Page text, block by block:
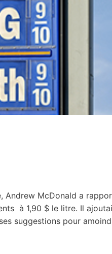
Andrew McDonald a
à 1,90 $ le litre. Il
suggestions pour